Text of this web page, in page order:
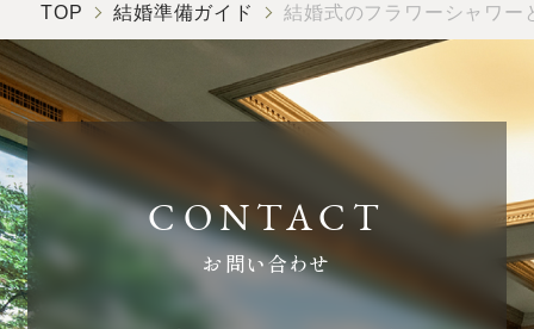
TOP 結婚準備ガイド 結婚式のフラワーシャワー
お問い合わせ